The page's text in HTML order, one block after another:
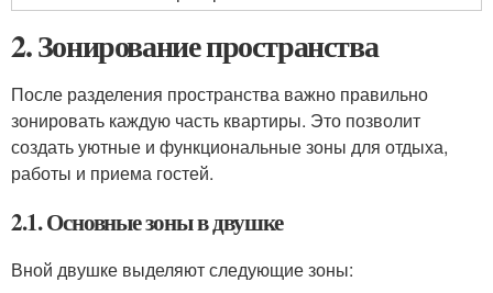
2. Зонирование пространства
После разделения пространства важно правильно
зонировать каждую часть квартиры. Это позволит
создать уютные и функциональные зоны для отдыха,
работы и приема гостей.
2.1. Основные зоны в двушке
Вной двушке выделяют следующие зоны: